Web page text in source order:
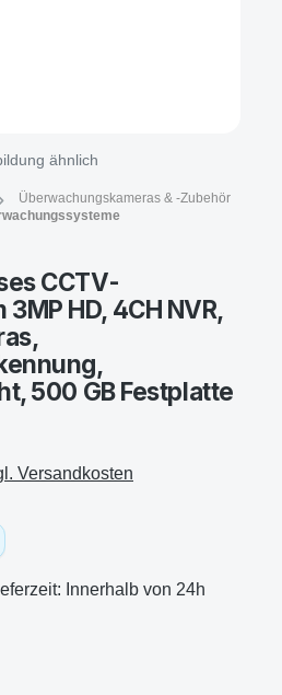
ähnlich
Überwachungskameras & -Zubehör
CCTV-
HD, 4CH NVR,
500 GB Festplatte
Versandkosten
Innerhalb von 24h